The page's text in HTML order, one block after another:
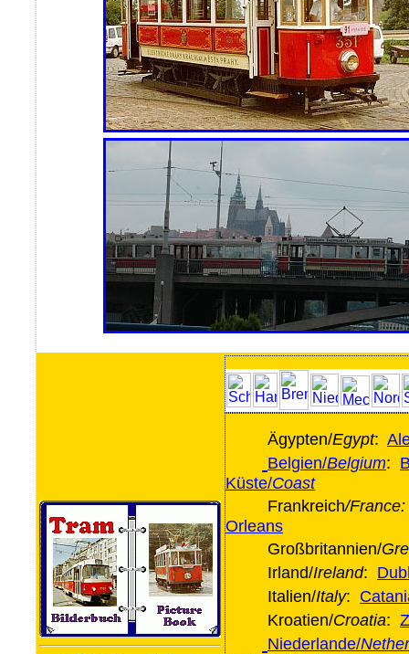
Ägypten/Egypt:
Belgien/Belgium:
Küste/Coast
Frankreich/France:
Orleans
Großbritannien/
Irland/Ireland:
Italien/Italy:
Kroatien/Croatia:
Niederlande/